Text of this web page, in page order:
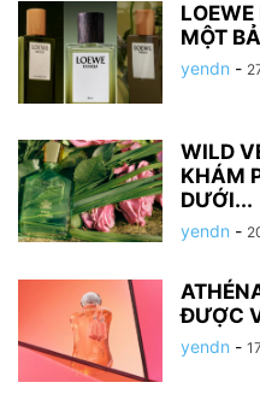
MỘT
yendn -
WILD
KHÁM
DƯỚI...
yendn -
ĐƯỢC
yendn -